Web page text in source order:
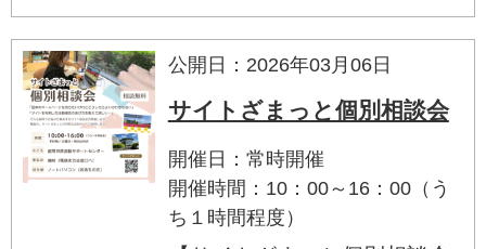
公開日：2026年03月06日
サイトざまっと個別相談会
開催日：常時開催
開催時間：10：00～16：00（う
ち１時間程度）